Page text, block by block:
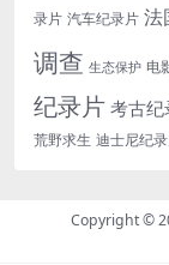
录片 汽车纪录片 法
调查 生态保护 电
纪录片考古纪
荒野求生 迪士尼纪
Copyright ©